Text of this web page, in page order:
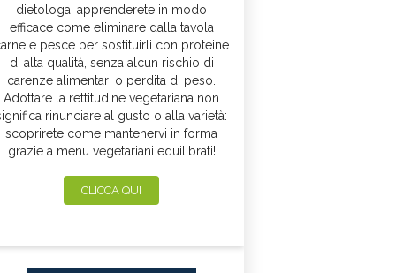
dietologa, apprenderete in modo
efficace come eliminare dalla tavola
e pesce per sostituirli con proteine
di alta qualità, senza alcun rischio di
carenze alimentari o perdita di peso.
Adottare la rettitudine vegetariana non
rinunciare al gusto o alla varietà:
scoprirete come mantenervi in forma
grazie a menu vegetariani equilibrati!
CLICCA QUI